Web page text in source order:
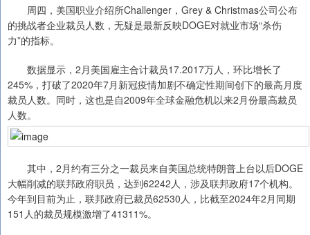
周四，美国职业介绍所Challenger，Grey & Christmas公司公布
的挑战者企业裁员人数，无疑是最新反映DOGE对就业市场“杀伤
力”的指标。
数据显示，2月美国雇主合计裁员17.2017万人，环比增长了
245%，打破了2020年7月新冠疫情加剧不确定性期间创下的最高月度
裁员人数。同时，这也是自2009年全球金融危机以来2月份最高裁员
人数。
其中，2月约有三分之一裁员来自美国总统特朗普上台以后DOGE
大幅削减的联邦政府职员，达到62242人，涉及联邦政府17个机构。
今年到目前为止，联邦政府已裁员62530人，比截至2024年2月同期
151人的裁员规模激增了41311%。